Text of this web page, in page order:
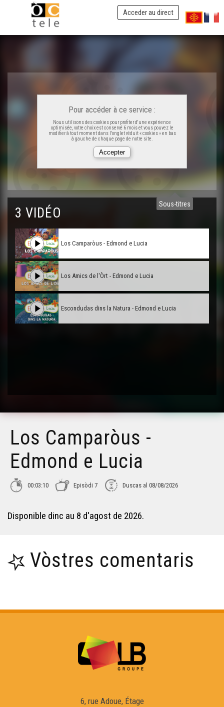
Acceder au direct
Sous-titres
Pour accéder à ce service :
Nous utilisons des cookies pour profiter d'une expérience
optimisée, votre choix est conservé 6 mois et vous pouvez le
modifier à tout moment dans l'onglet réduit « cookies » en bas
à gauche de chaque page de notre site.
3 VIDÉO
Los Camparòus - Edmond e Lucia
Los Amics de l'Òrt - Edmond e Lucia
Escondudas dins la Natura - Edmond e Lucia
Los Camparòus -
Edmond e Lucia
00:03:10 Episòdi 7 Duscas al 08/08/2026
Disponible dinc au 8 d'agost de 2026.
Vòstres comentaris
6, rue Adoue, Étage